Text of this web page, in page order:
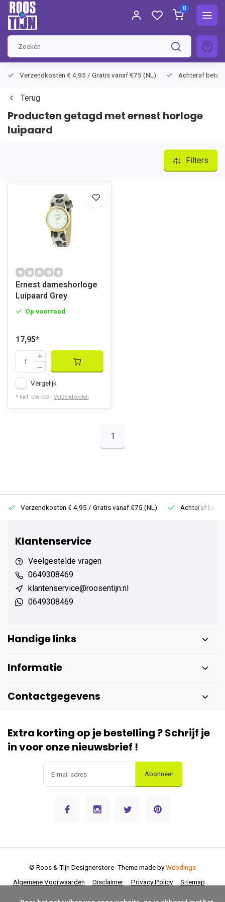
0
Verzendkosten € 4,95 / Gratis vanaf €75 (NL) Achteraf
Terug
Producten getagd met ernest horloge
luipaard
Filters
Ernest dameshorloge
Luipaard Grey
Op voorraad
17,95*
Vergelijk
* Incl. btw Excl. Verzendkosten
1
Verzendkosten € 4,95 / Gratis vanaf €75 (NL) Achteraf
Klantenservice
Veelgestelde vragen
0649308469
klantenservice@roosentijn.nl
0649308469
Handige links
Informatie
Contactgegevens
Extra korting op je bestelling ? Schrijf je
in voor onze nieuwsbrief !
Abonneer
Algemene Voorwaarden Disclaimer Privacy Policy Sitemap
© Roos & Tijn Designerstore- Theme made byWebdinge